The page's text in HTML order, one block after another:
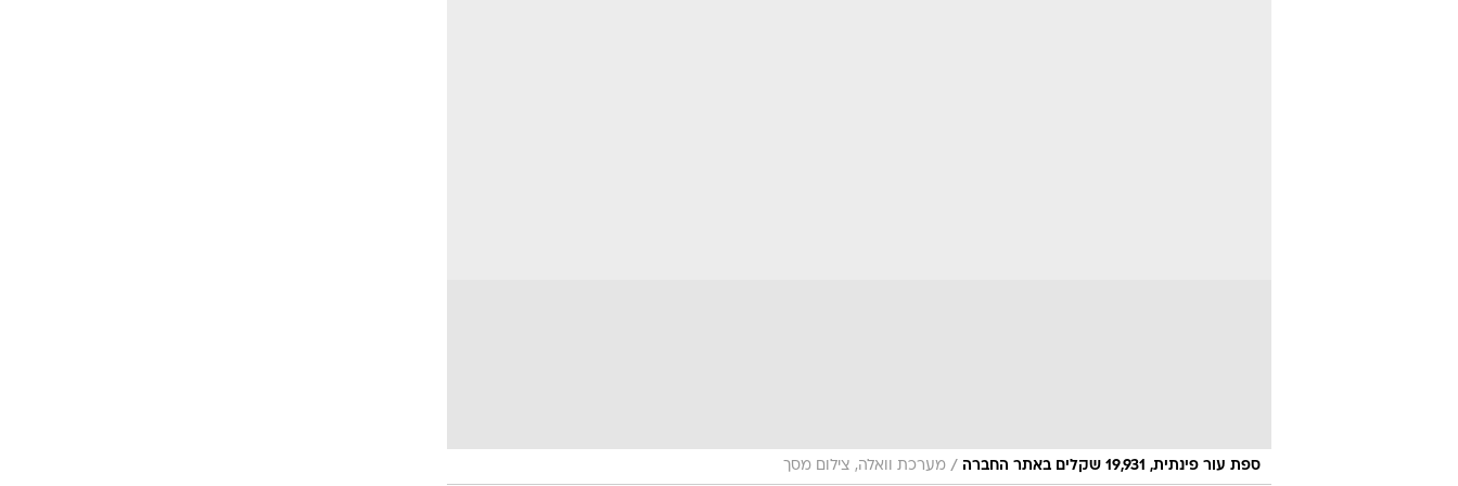
ספת עור פינתית, 19,931 שקלים באתר החברה / מערכת וואלה, צילום מסך